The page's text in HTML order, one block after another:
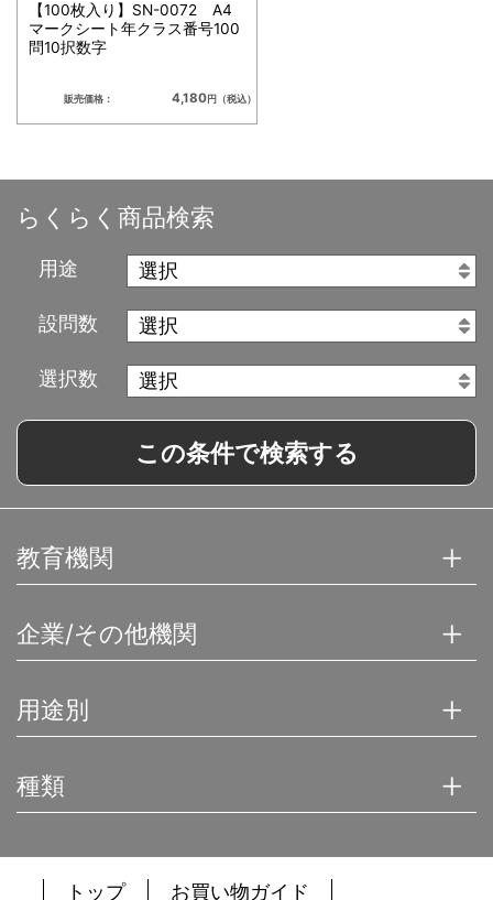
【100枚入り】SN-0072 A4
マークシート年クラス番号100
問10択数字
販売価格： 4,180円（税込）
らくらく商品検索
用途
設問数
選択数
この条件で検索する
教育機関
企業/その他機関
用途別
種類
トップ お買い物ガイド